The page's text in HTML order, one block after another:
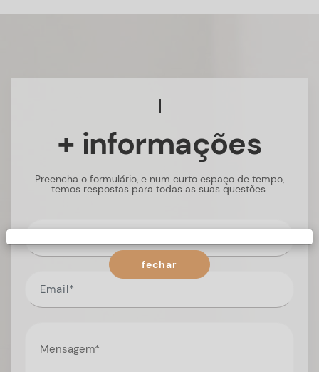
+ informações
Preencha o formulário, e num curto espaço de tempo,
temos respostas para todas as suas questões.
fechar